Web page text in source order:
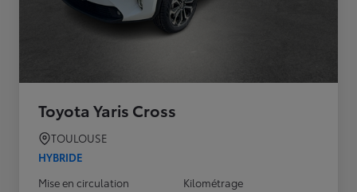
Toyota Yaris Cross
TOULOUSE
HYBRIDE
Mise en circulation
Kilométrage